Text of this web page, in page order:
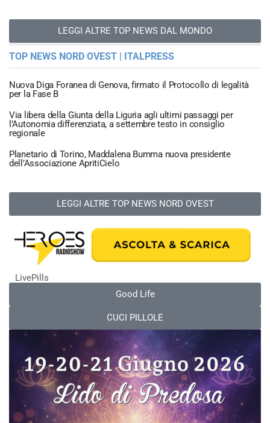
LEGGI ALTRE TOP NEWS DAL MONDO
TOP NEWS NORD OVEST | ITALPRESS
Nuova Diga Foranea di Genova, firmato il Protocollo di legalità
per la Fase B
Via libera della Giunta della Liguria agli ultimi passaggi per
l’Autonomia differenziata, a settembre testo in consiglio
regionale
Planetario di Torino, Maddalena Bumma nuova presidente
dell’Associazione ApritiCielo
LEGGI ALTRE TOP NEWS NORD OVEST
LivePills
Good Life
CUCI PILLOLE